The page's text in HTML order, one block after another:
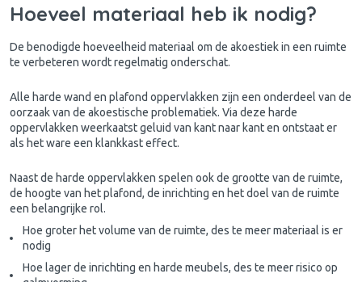
Hoeveel materiaal heb ik nodig?
De benodigde hoeveelheid materiaal om de akoestiek in een ruimte
te verbeteren wordt regelmatig onderschat.
Alle harde wand en plafond oppervlakken zijn een onderdeel van de
oorzaak van de akoestische problematiek. Via deze harde
oppervlakken weerkaatst geluid van kant naar kant en ontstaat er
als het ware een klankkast effect.
Naast de harde oppervlakken spelen ook de grootte van de ruimte,
de hoogte van het plafond, de inrichting en het doel van de ruimte
een belangrijke rol.
Hoe groter het volume van de ruimte, des te meer materiaal is er
nodig
Hoe lager de inrichting en harde meubels, des te meer risico op